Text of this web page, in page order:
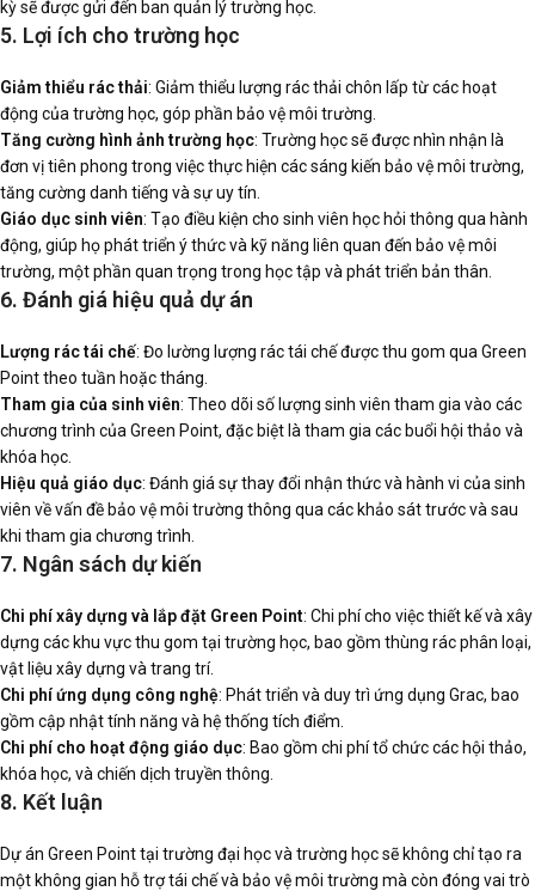
kỳ sẽ được gửi đến ban quản lý trường học.
5. Lợi ích cho trường học
Giảm thiểu rác thải: Giảm thiểu lượng rác thải chôn lấp từ các hoạt
động của trường học, góp phần bảo vệ môi trường.
Tăng cường hình ảnh trường học: Trường học sẽ được nhìn nhận là
đơn vị tiên phong trong việc thực hiện các sáng kiến bảo vệ môi trường,
tăng cường danh tiếng và sự uy tín.
Giáo dục sinh viên: Tạo điều kiện cho sinh viên học hỏi thông qua hành
động, giúp họ phát triển ý thức và kỹ năng liên quan đến bảo vệ môi
trường, một phần quan trọng trong học tập và phát triển bản thân.
6. Đánh giá hiệu quả dự án
Lượng rác tái chế: Đo lường lượng rác tái chế được thu gom qua Green
Point theo tuần hoặc tháng.
Tham gia của sinh viên: Theo dõi số lượng sinh viên tham gia vào các
chương trình của Green Point, đặc biệt là tham gia các buổi hội thảo và
khóa học.
Hiệu quả giáo dục: Đánh giá sự thay đổi nhận thức và hành vi của sinh
viên về vấn đề bảo vệ môi trường thông qua các khảo sát trước và sau
khi tham gia chương trình.
7. Ngân sách dự kiến
Chi phí xây dựng và lắp đặt Green Point: Chi phí cho việc thiết kế và xây
dựng các khu vực thu gom tại trường học, bao gồm thùng rác phân loại,
vật liệu xây dựng và trang trí.
Chi phí ứng dụng công nghệ: Phát triển và duy trì ứng dụng Grac, bao
gồm cập nhật tính năng và hệ thống tích điểm.
Chi phí cho hoạt động giáo dục: Bao gồm chi phí tổ chức các hội thảo,
khóa học, và chiến dịch truyền thông.
8. Kết luận
Dự án Green Point tại trường đại học và trường học sẽ không chỉ tạo ra
một không gian hỗ trợ tái chế và bảo vệ môi trường mà còn đóng vai trò